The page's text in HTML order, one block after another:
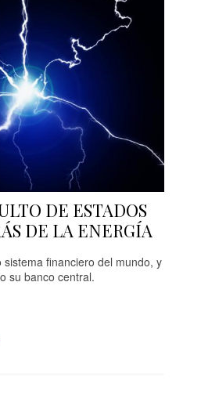
DE ESTADOS
DE LA ENERGÍA
financiero del mundo, y
su banco central.